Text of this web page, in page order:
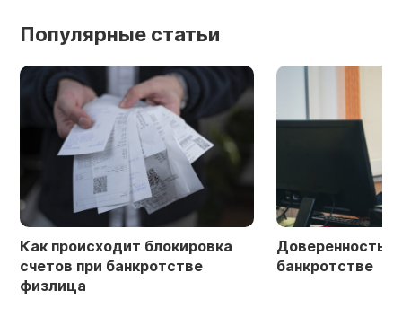
Популярные статьи
Как происходит блокировка
счетов при банкротстве
физлица
Доверенность
банкротстве